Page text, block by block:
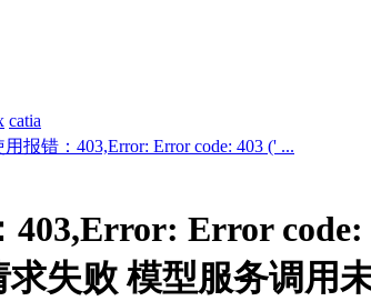
catia
报错：403,Error: Error code: 403 (' ...
Error code:
失败 模型服务调用